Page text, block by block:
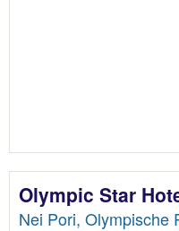
Olympic Star
Nei Pori, Olympische